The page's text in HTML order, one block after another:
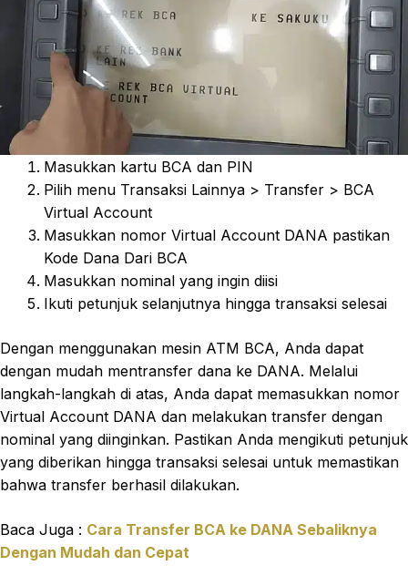
Masukkan kartu BCA dan PIN
Pilih menu Transaksi Lainnya > Transfer > BCA
Virtual Account
Masukkan nomor Virtual Account DANA pastikan
Kode Dana Dari BCA
Masukkan nominal yang ingin diisi
Ikuti petunjuk selanjutnya hingga transaksi selesai
Dengan menggunakan mesin ATM BCA, Anda dapat
dengan mudah mentransfer dana ke DANA. Melalui
langkah-langkah di atas, Anda dapat memasukkan nomor
Virtual Account DANA dan melakukan transfer dengan
nominal yang diinginkan. Pastikan Anda mengikuti petunjuk
yang diberikan hingga transaksi selesai untuk memastikan
bahwa transfer berhasil dilakukan.
Baca Juga : Cara Transfer BCA ke DANA Sebaliknya
Dengan Mudah dan Cepat